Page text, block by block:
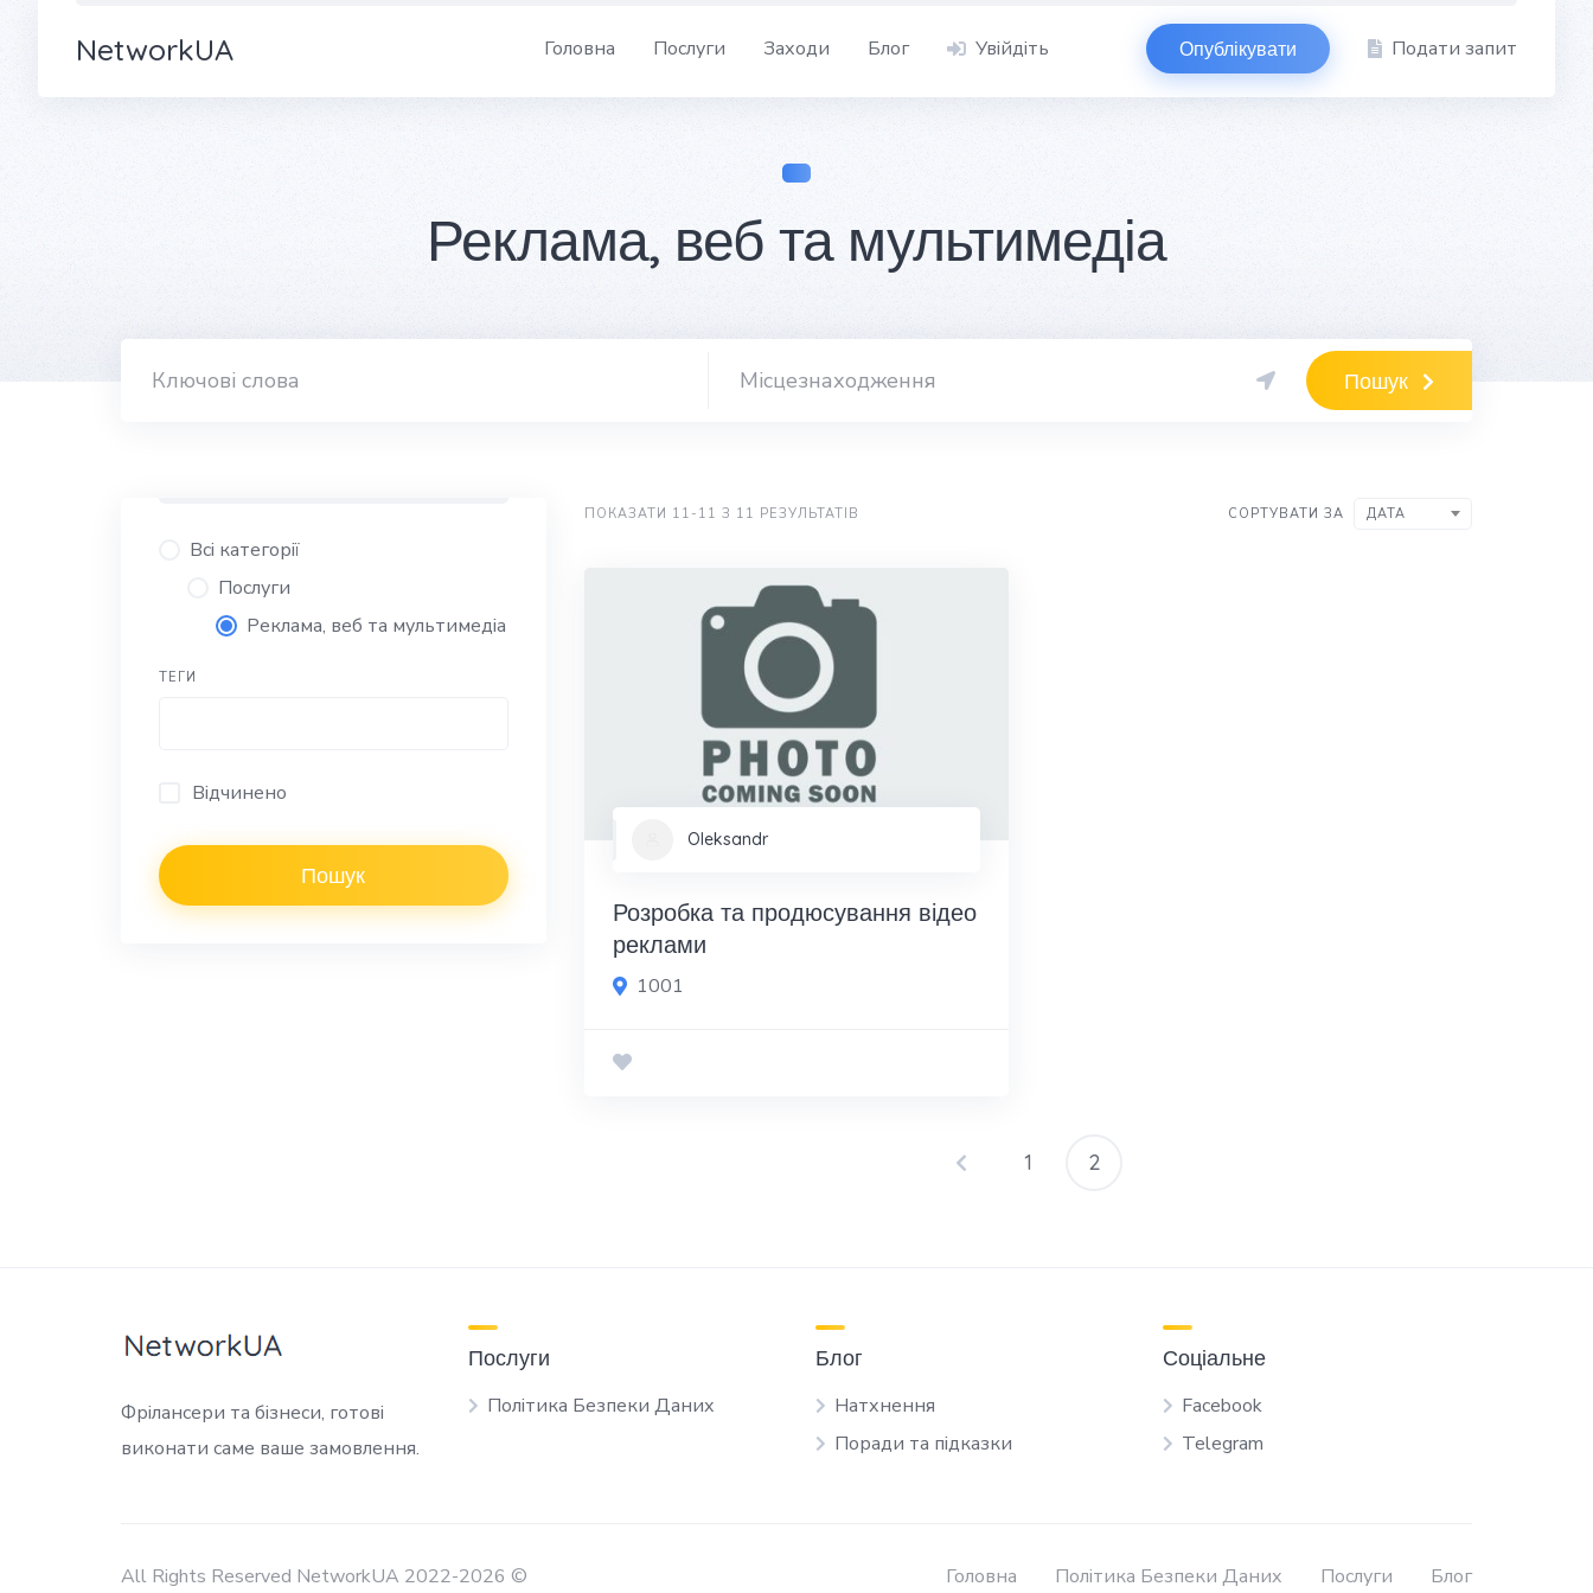
NetworkUA Головна Послуги Заходи Блог Увійдіть Опублікувати Подати запит
Реклама, веб та мультимедіа
Пошук
Всі категорії
Послуги
Реклама, веб та мультимедіа
ТЕГИ
Відчинено
Пошук
ПОКАЗАТИ 11-11 З 11 РЕЗУЛЬТАТІВ СОРТУВАТИ ЗА ДАТА
Oleksandr
Розробка та продюсування відео
реклами
1001
1 2
Фрілансери та бізнеси, готові
виконати саме ваше замовлення.
Послуги
Політика Безпеки Даних
Блог
Натхнення
Поради та підказки
Соціальне
Facebook
Telegram
All Rights Reserved NetworkUA 2022-2026 © Головна Політика Безпеки Даних Послуги Блог